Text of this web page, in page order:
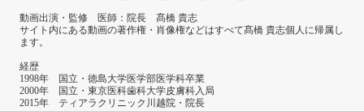
動画出演・監修 医師：院長 髙橋 貴志
サイト内にある動画の著作権・肖像権などはすべて髙橋 貴志個人に帰属し
ます。
経歴
1998年 国立・徳島大学医学部医学科卒業
2000年 国立・東京医科歯科大学皮膚科入局
2015年 ティアラクリニック川越院・院長